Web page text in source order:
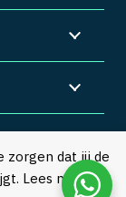
zorgen dat jij de
Lees meer in